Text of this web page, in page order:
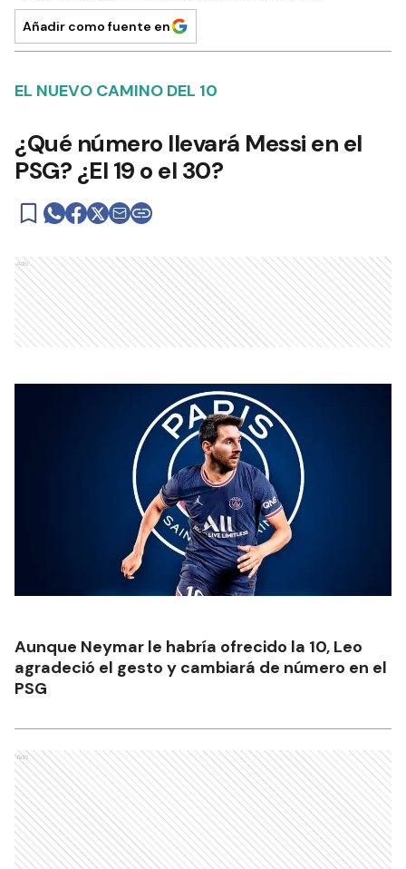
Añadir como fuente en
EL NUEVO CAMINO DEL 10
¿Qué número llevará Messi en el
PSG? ¿El 19 o el 30?
Ads
Aunque Neymar le habría ofrecido la 10, Leo
agradeció el gesto y cambiará de número en el
PSG
Ads